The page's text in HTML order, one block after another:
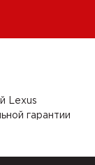
Lexus
гарантии